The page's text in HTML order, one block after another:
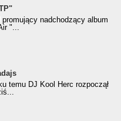
nadchodzący album
"...
za
Roku
temu DJ Kool Herc rozpoczął